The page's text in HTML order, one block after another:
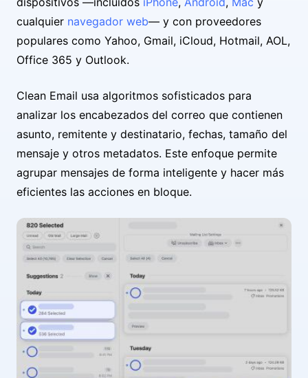
cualquier navegador web— y con proveedores
populares como Yahoo, Gmail, iCloud, Hotmail, AOL,
Office 365 y Outlook.
Clean Email usa algoritmos sofisticados para
analizar los encabezados del correo que contienen
asunto, remitente y destinatario, fechas, tamaño del
mensaje y otros metadatos. Este enfoque permite
agrupar mensajes de forma inteligente y hacer más
eficientes las acciones en bloque.